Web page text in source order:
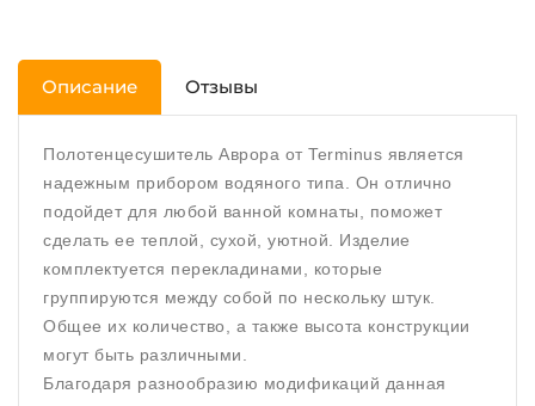
Описание Отзывы
Полотенцесушитель Аврора от Terminus является
надежным прибором водяного типа. Он отлично
подойдет для любой ванной комнаты, поможет
сделать ее теплой, сухой, уютной. Изделие
комплектуется перекладинами, которые
группируются между собой по нескольку штук.
Общее их количество, а также высота конструкции
могут быть различными.
Благодаря разнообразию модификаций данная